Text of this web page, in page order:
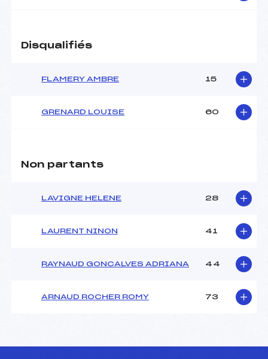
Disqualifiés
FLAMERY AMBRE 15
GRENARD LOUISE 60
Non partants
LAVIGNE HELENE 28
LAURENT NINON 41
RAYNAUD GONCALVES ADRIANA 44
ARNAUD ROCHER ROMY 73